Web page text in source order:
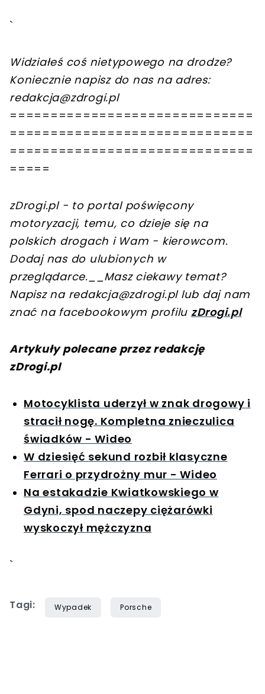
`
Widziałeś coś nietypowego na drodze?
Koniecznie napisz do nas na adres:
redakcja@zdrogi.pl
==============================
==============================
==============================
=====
zDrogi.pl - to portal poświęcony
motoryzacji, temu, co dzieje się na
polskich drogach i Wam - kierowcom.
Dodaj nas do ulubionych w
przeglądarce.__Masz ciekawy temat?
Napisz na redakcja@zdrogi.pllub daj nam
znać na facebookowym profilu zDrogi.pl
Artykuły polecane przez redakcję
zDrogi.pl
Motocyklista uderzył w znak drogowy i
stracił nogę. Kompletna znieczulica
świadków - Wideo
W dziesięć sekund rozbił klasyczne
Ferrari o przydrożny mur - Wideo
Na estakadzie Kwiatkowskiego w
Gdyni, spod naczepy ciężarówki
wyskoczył mężczyzna
`
Tagi: Wypadek Porsche